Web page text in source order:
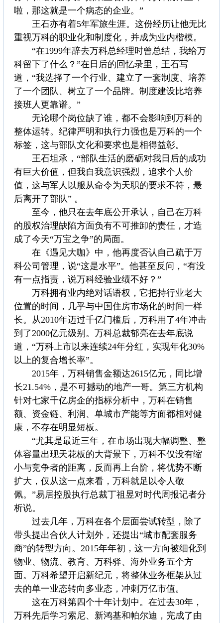
啦，那这就是一个病态的企业。”
王石亦有着5年军旅生涯。这份经历让他无比
重视万科的职业化和制度化，并成为业内楷模。
“在1999年辞去万科总经理时曾总结，我给万
科留下了什么？”在日后的回忆录里，王石写
道，“我选择了一个行业、建立了一套制度、培养
了一个团队、树立了一个品牌。制度建设比培养
接班人更靠谱。”
无论哪个岗位缺了谁，都不会影响到万科的
整体运转。纪律严明和执行力强也是万科的一个
标签，这与部队文化和要求也是相得益彰。
王石坦承，“部队生活的磨砺对我日后的成功
有巨大价值，但我自我意识强烈，追求个人价
值，这与军人以服从命令为天职的要求不符，最
后离开了部队” 。
至今，他只在去年底公开承认，自己在万科
的股权治理缺陷方面负有不可推卸的责任，才造
成了今天“万宝之争”的局面。
在《遇见大咖》中，他再度否认自己疏于万
科公司管理，说“这是水平”。他甚至反问，“有没
有一点指责，说万科经验业绩不好？”
万科拥有业内绝对话语权，它把持行业老大
位置的时间，几乎与中国住房市场化的时间一样
长。从2010年迈过千亿门槛后，万科用了4年冲击
到了2000亿元级别。万科总裁郁亮在去年底说
道，“万科上市以来连续24年分红，实现年化30%
以上的复合增长率”。
2015年，万科销售金额达2615亿元，同比增
长21.54%，是不可撼动的地产一哥。第三方机构
针对七家千亿房企的指标分析中，万科在销售
额、资金链、利润、单城市产能等方面都相对健
康，不存在明显短板。
“尤其是最近三年，在市场出现大幅调整、整
体容量出现天花板的大背景下，万科不仅没有缩
小与竞争者的距离，反而再上台阶，将优势不断
扩大，仅从这一点来看，万科就足以令人敬
佩。”易居控股执行总裁丁祖昱对时代周报记者分
析说。
过去几年，万科在各个层面尝试转型，除了
带头提出合伙人计划外，还提出“城市配套服务
商”的转型方向。2015年年初，这一方向被细化到
物业、物流、教育、万科驿、海外业务五个方
面。万科希望开启新纪元，将整体业务框架从过
去的单一业态转向多业态，冲刺万亿市值。
这在万科第四个十年计划中。在过去30年，
万科先后学习索尼、新鸿基和帕尔迪，完成了由